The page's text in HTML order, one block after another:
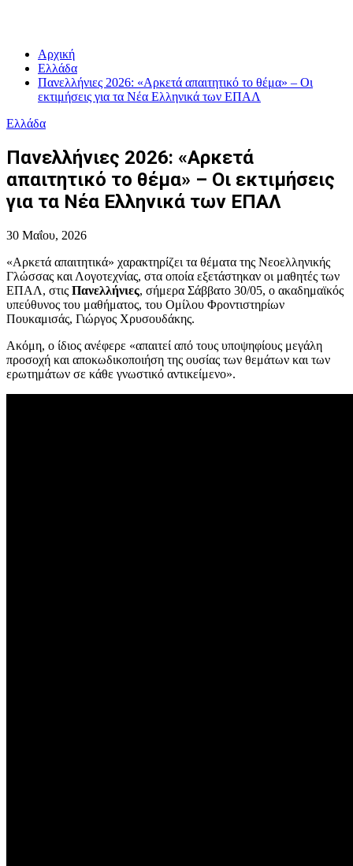
Αρχική
Ελλάδα
Πανελλήνιες 2026: «Αρκετά απαιτητικό το θέμα» – Οι
εκτιμήσεις για τα Νέα Ελληνικά των ΕΠΑΛ
Ελλάδα
Πανελλήνιες 2026: «Αρκετά
απαιτητικό το θέμα» – Οι εκτιμήσεις
για τα Νέα Ελληνικά των ΕΠΑΛ
30 Μαΐου, 2026
«Αρκετά απαιτητικά» χαρακτηρίζει τα θέματα της Νεοελληνικής
Γλώσσας και Λογοτεχνίας, στα οποία εξετάστηκαν οι μαθητές των
ΕΠΑΛ, στις Πανελλήνιες, σήμερα Σάββατο 30/05, ο ακαδημαϊκός
υπεύθυνος του μαθήματος, του Ομίλου Φροντιστηρίων
Πουκαμισάς, Γιώργος Χρυσουδάκης.
Ακόμη, ο ίδιος ανέφερε «απαιτεί από τους υποψηφίους μεγάλη
προσοχή και αποκωδικοποιήση της ουσίας των θεμάτων και των
ερωτημάτων σε κάθε γνωστικό αντικείμενο».